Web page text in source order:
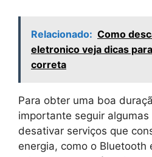
Relacionado: Como
eletronico veja dicas
correta
Para obter uma boa
importante seguir
desativar serviços que
energia, como o Bluetooth